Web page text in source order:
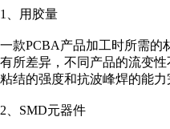
1、用胶量
一款PCBA产品加工时所需的
有所差异，不同产品的流变
粘结的强度和抗波峰焊的能
2、SMD元器件